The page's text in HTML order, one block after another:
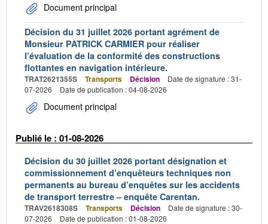
Document principal
Décision du 31 juillet 2026 portant agrément de
Monsieur PATRICK CARMIER pour réaliser
l’évaluation de la conformité des constructions
flottantes en navigation intérieure.
TRAT2621355S Transports Décision
Date de signature : 31-
07-2026
Date de publication : 04-08-2026
Document principal
Publié le : 01-08-2026
Décision du 30 juillet 2026 portant désignation et
commissionnement d’enquêteurs techniques non
permanents au bureau d’enquêtes sur les accidents
de transport terrestre – enquête Carentan.
TRAV2618308S Transports Décision
Date de signature : 30-
07-2026
Date de publication : 01-08-2026